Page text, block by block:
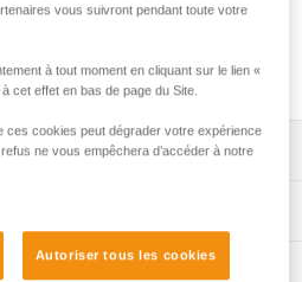
vous suivront pendant toute votre
à tout moment en cliquant sur le lien «
cet effet en bas de page du Site.
ces cookies peut dégrader votre expérience
ne vous empêchera d’accéder à notre
Autoriser tous les cookies